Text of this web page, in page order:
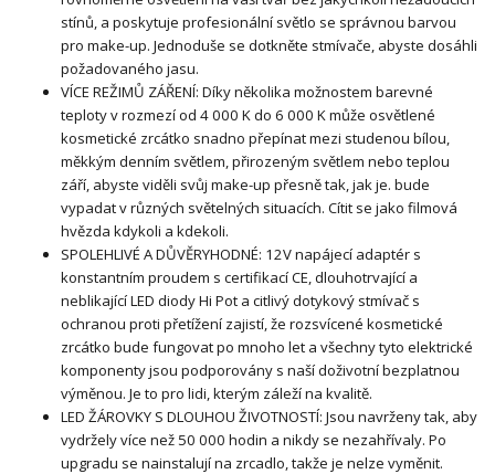
stínů, a poskytuje profesionální světlo se správnou barvou
pro make-up. Jednoduše se dotkněte stmívače, abyste dosáhli
požadovaného jasu.
VÍCE REŽIMŮ ZÁŘENÍ: Díky několika možnostem barevné
teploty v rozmezí od 4 000 K do 6 000 K může osvětlené
kosmetické zrcátko snadno přepínat mezi studenou bílou,
měkkým denním světlem, přirozeným světlem nebo teplou
září, abyste viděli svůj make-up přesně tak, jak je. bude
vypadat v různých světelných situacích. Cítit se jako filmová
hvězda kdykoli a kdekoli.
SPOLEHLIVÉ A DŮVĚRYHODNÉ: 12V napájecí adaptér s
konstantním proudem s certifikací CE, dlouhotrvající a
neblikající LED diody Hi Pot a citlivý dotykový stmívač s
ochranou proti přetížení zajistí, že rozsvícené kosmetické
zrcátko bude fungovat po mnoho let a všechny tyto elektrické
komponenty jsou podporovány s naší doživotní bezplatnou
výměnou. Je to pro lidi, kterým záleží na kvalitě.
LED ŽÁROVKY S DLOUHOU ŽIVOTNOSTÍ: Jsou navrženy tak, aby
vydržely více než 50 000 hodin a nikdy se nezahřívaly. Po
upgradu se nainstalují na zrcadlo, takže je nelze vyměnit.